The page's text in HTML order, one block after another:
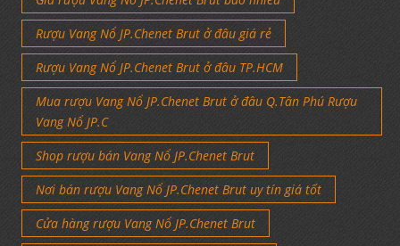
Rượu Vang Nổ JP.Chenet Brut ở đâu giá rẻ
Rượu Vang Nổ JP.Chenet Brut ở đâu TP.HCM
Mua rượu Vang Nổ JP.Chenet Brut ở đâu Q.Tân Phú Rượu
Vang Nổ JP.C
Shop rượu bán Vang Nổ JP.Chenet Brut
Nơi bán rượu Vang Nổ JP.Chenet Brut uy tín giá tốt
Cửa hàng rượu Vang Nổ JP.Chenet Brut